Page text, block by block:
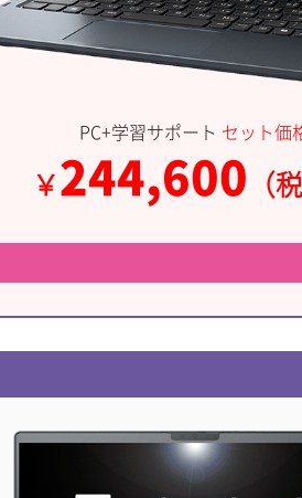
PC+学習サポート セット価
￥244,600 （